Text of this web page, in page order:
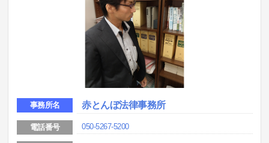
事務所名 赤とんぼ法律事務所
電話番号 050-5267-5200